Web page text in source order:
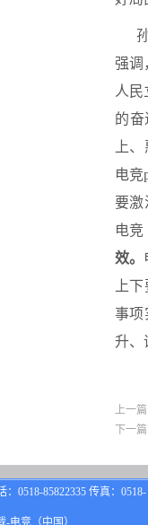
强调
人民
的
上
电
要激
电
效。
上
事项
升、
上一
下一
0518-85822335 传真：0518-
电竞（中国）